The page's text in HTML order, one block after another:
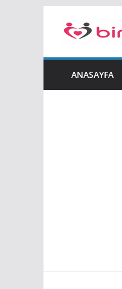
ANASAYFA